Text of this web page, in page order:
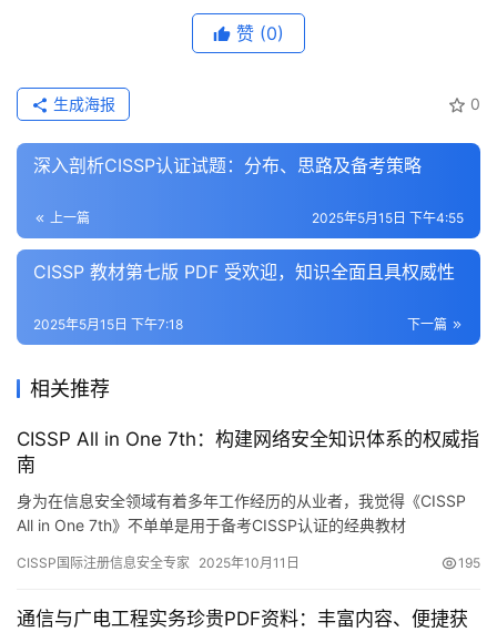
赞 (0)
0
生成海报
深入剖析CISSP认证试题：分布、思路及备考策略
上一篇 2025年5月15日 下午4:55
CISSP 教材第七版 PDF 受欢迎，知识全面且具权威性
下一篇
2025年5月15日 下午7:18
相关推荐
CISSP All in One 7th：构建网络安全知识体系的权威指
南
身为在信息安全领域有着多年工作经历的从业者，我觉得《CISSP
All in One 7th》不单单是用于备考CISSP认证的经典教材
CISSP国际注册信息安全专家 2025年10月11日 195
通信与广电工程实务珍贵PDF资料：丰富内容、便捷获